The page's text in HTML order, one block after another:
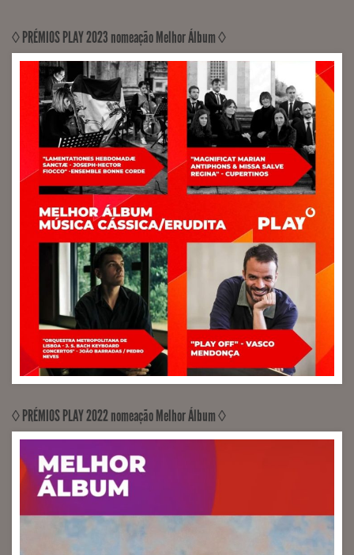
◊ PRÉMIOS PLAY 2023 nomeação Melhor Álbum ◊
◊ PRÉMIOS PLAY 2022 nomeação Melhor Álbum ◊